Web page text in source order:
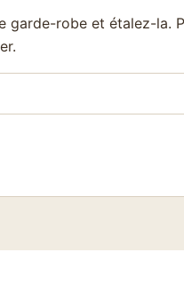
garde-robe et étalez-la.